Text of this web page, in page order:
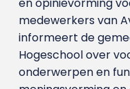
medewerkers van
informeert de
Hogeschool over
onderwerpen en